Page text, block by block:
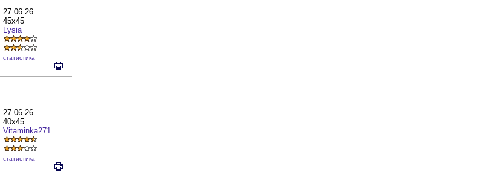
27.06.26
45x45
Lysia
cтатистика
27.06.26
40x45
Vitaminka271
cтатистика